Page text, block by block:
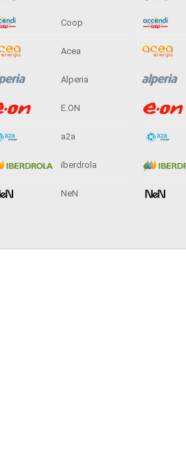
Coop
Acea
Alperia
E.ON
a2a
iberdrola
NeN